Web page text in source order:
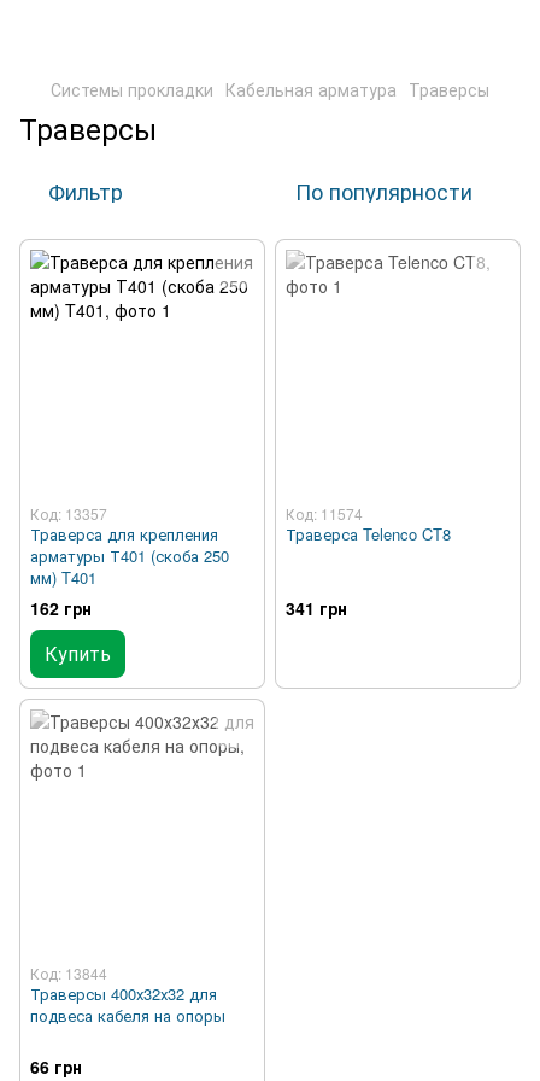
Системы прокладки Кабельная арматура Траверсы
Траверсы
Фильтр По популярности
Код: 13357
Траверса для крепления
арматуры Т401 (скоба 250
мм) T401
162 грн
Купить
Код: 11574
Траверса Telenco CT8
341 грн
Код: 13844
Траверсы 400х32х32 для
подвеса кабеля на опоры
66 грн